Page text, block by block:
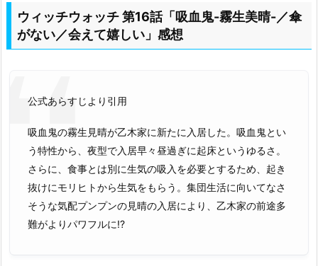
ウィッチウォッチ 第16話「吸血鬼-霧生美晴-／傘
がない／会えて嬉しい」感想
公式あらすじより引用
吸血鬼の霧生見晴が乙木家に新たに入居した。吸血鬼とい
う特性から、夜型で入居早々昼過ぎに起床というゆるさ。
さらに、食事とは別に生気の吸入を必要とするため、起き
抜けにモリヒトから生気をもらう。集団生活に向いてなさ
そうな気配プンプンの見晴の入居により、乙木家の前途多
難がよりパワフルに!?